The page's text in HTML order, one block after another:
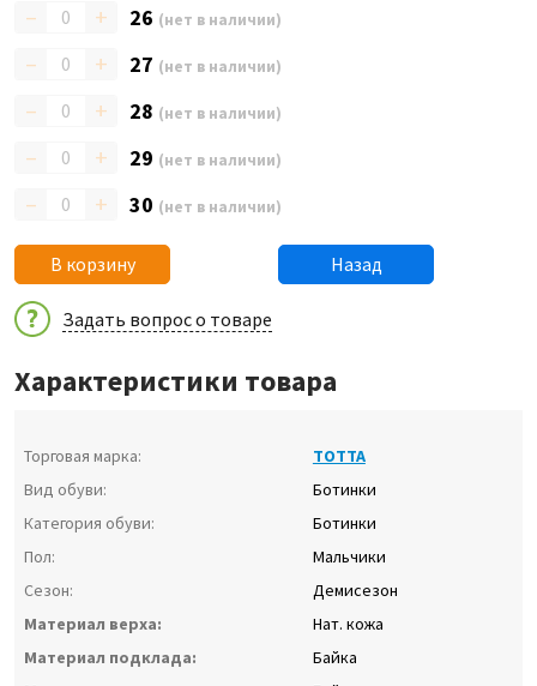
– + 26 (нет в наличии)
– + 27 (нет в наличии)
– + 28 (нет в наличии)
– + 29 (нет в наличии)
– + 30 (нет в наличии)
В корзину Назад
Задать вопрос о товаре
Характеристики товара
Торговая марка:
ТОТТА
Вид обуви:
Ботинки
Категория обуви:
Ботинки
Пол:
Мальчики
Сезон:
Демисезон
Материал верха:
Нат. кожа
Материал подклада:
Байка